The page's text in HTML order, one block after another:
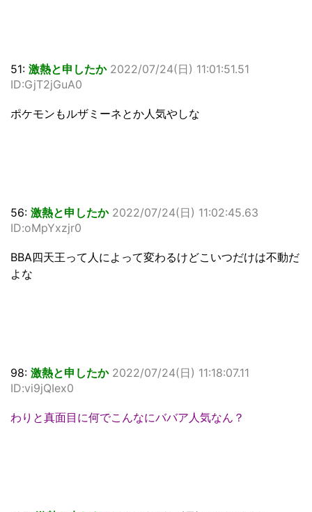
51: 激熱と申したか 2022/07/24(日) 11:01:51.51
ID:GjT2jGuA0
ポケモンもルザミーネとか人気やしな
56: 激熱と申したか 2022/07/24(日) 11:02:45.63
ID:oMpYxzjr0
BBA四天王って人によって変わるけどこいつだけは不動だ
よな
98: 激熱と申したか 2022/07/24(日) 11:18:07.11
ID:vi9jQIex0
わりと真面目に何でこんなにババア人気なん？